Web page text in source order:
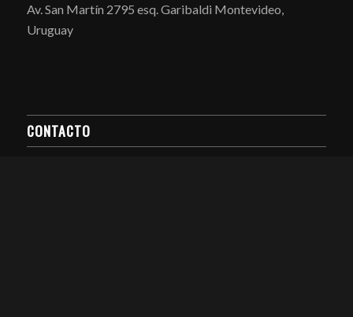
Av. San Martín 2795 esq. Garibaldi Montevideo,
Uruguay
CONTACTO